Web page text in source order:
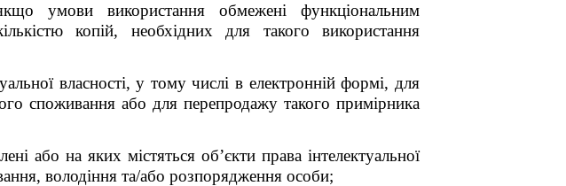
умови використання обмежені функціональним
копій, необхідних для такого використання
власності, у тому числі в електронній формі, для
споживання або для перепродажу такого примірника
або на яких містяться об’єкти права інтелектуальної
володіння та/або розпорядження особи;